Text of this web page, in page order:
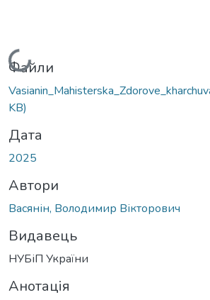
Вантажиться...
Файли
KB)
Дата
2025
Автори
Васянін, Володимир Вікторович
Видавець
НУБіП України
Анотація